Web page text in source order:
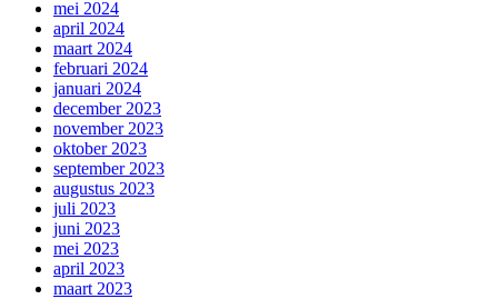
mei 2024
april 2024
maart 2024
februari 2024
januari 2024
december 2023
november 2023
oktober 2023
september 2023
augustus 2023
juli 2023
juni 2023
mei 2023
april 2023
maart 2023